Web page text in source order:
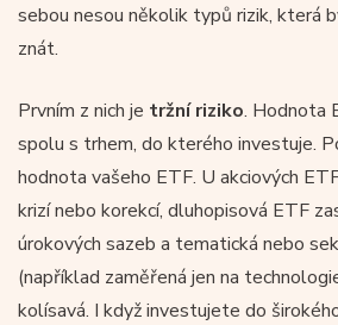
sebou nesou několik typů rizik, která
znát.
Prvním z nich je tržní riziko. Hodnota
spolu s trhem, do kterého investuje.
hodnota vašeho ETF. U akciových
krizí nebo korekcí, dluhopisová ETF
úrokových sazeb a tematická nebo
(například zaměřená jen na
kolísavá. I když investujete do